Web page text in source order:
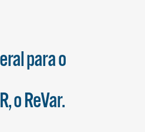
para o
o ReVar.